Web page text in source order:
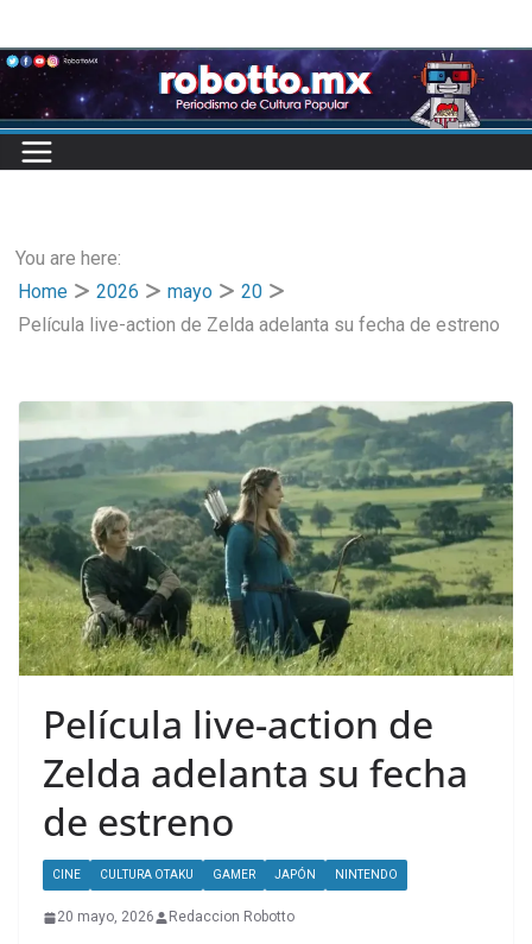
to
content
You are here:
Home
2026 mayo
20
Película live-action de Zelda adelanta su fecha de estreno
Película live-action de
Zelda adelanta su fecha
de estreno
CINE CULTURA OTAKU GAMER JAPÓN NINTENDO
20 mayo, 2026 Redaccion Robotto